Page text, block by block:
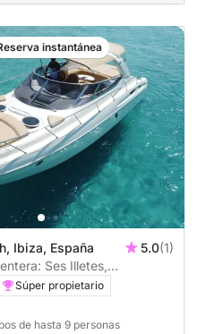
Ibiza, España 5.0(1)
Ses Illetes,
Saona
Súper propietario
de hasta 9 personas
instantánea